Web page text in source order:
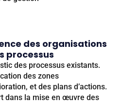
des organisations
processus
des processus existants.
des zones
et des plans d’actions.
dans la mise en œuvre des